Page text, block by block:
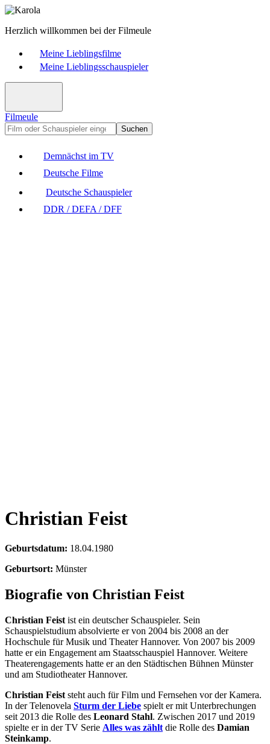
Herzlich willkommen bei der Filmeule
Meine Lieblingsfilme
Meine Lieblingsschauspieler
Filmeule
Suchen
Demnächst im TV
Deutsche Filme
Deutsche Schauspieler
DDR / DEFA / DFF
Christian Feist
Geburtsdatum: 18.04.1980
Geburtsort: Münster
Biografie von Christian Feist
Christian Feist ist ein deutscher Schauspieler. Sein
Schauspielstudium absolvierte er von 2004 bis 2008 an der
Hochschule für Musik und Theater Hannover. Von 2007 bis 2009
hatte er ein Engagement am Staatsschauspiel Hannover. Weitere
Theaterengagements hatte er an den Städtischen Bühnen Münster
und am Studiotheater Hannover.
Christian Feist steht auch für Film und Fernsehen vor der Kamera.
In der Telenovela Sturm der Liebe spielt er mit Unterbrechungen
seit 2013 die Rolle des Leonard Stahl. Zwischen 2017 und 2019
spielte er in der TV Serie Alles was zählt die Rolle des Damian
Steinkamp.